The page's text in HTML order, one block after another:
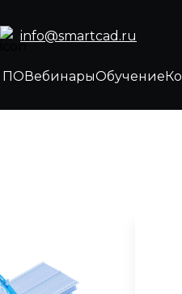
info@smartcad.ru
ПОВебинарыОбучение